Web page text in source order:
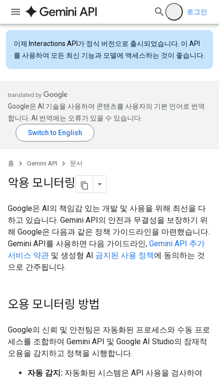
로그인
이제 Interactions API 가 정식 버전으로 출시되었습니다. 이 API
를 사용하여 모든 최신 기능과 모델에 액세스하는 것이 좋습니다.
Google은 AI 기술을 사용하여 콘텐츠를 사용자의 기본 언어로 번역
합니다. AI 번역에는 오류가 있을 수 있습니다.
홈 Gemini API 문서
악용 모니터링
Google은 AI의 책임감 있는 개발 및 사용을 위해 최선을 다
하고 있습니다. Gemini API의 안전과 무결성을 보장하기 위
해 Google은 다음과 같은 정책 가이드라인을 마련했습니다.
Gemini API를 사용하면 다음 가이드라인, Gemini API 추가
서비스 약관 및 생성형 AI 금지된 사용 정책에 동의하는 것
으로 간주됩니다.
오용 모니터링 방법
Google의 신뢰 및 안전팀은 자동화된 프로세스와 수동 프로
세스를 조합하여 Gemini API 및 Google AI Studio의 잠재적
오용을 감지하고 정책을 시행합니다.
자동 감지: 자동화된 시스템은 API 사용을 검사하여